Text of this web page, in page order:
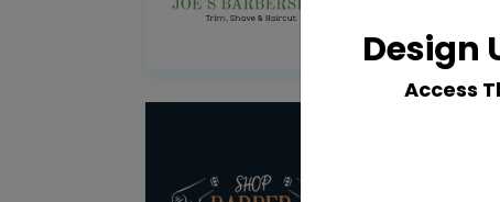
Design
Access